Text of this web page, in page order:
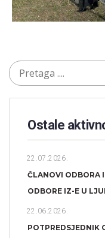
Ostale
22.07.2026.
ČLANOVI ODBORA
ODBORE IZ-E U
22.06.2026.
POTPREDSJEDNIK